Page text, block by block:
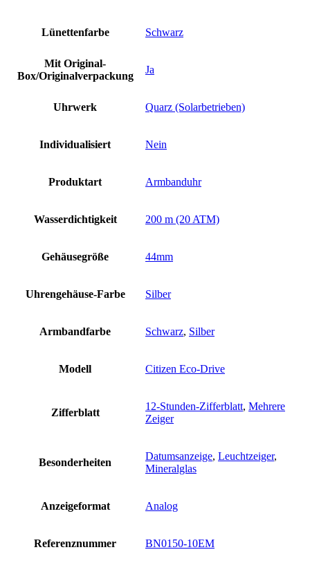
Lünettenfarbe Schwarz
Mit Original-
Box/Originalverpackung
Ja
Uhrwerk Quarz (Solarbetrieben)
Individualisiert Nein
Produktart Armbanduhr
Wasserdichtigkeit 200 m (20 ATM)
Gehäusegröße 44mm
Uhrengehäuse-Farbe Silber
Armbandfarbe Schwarz, Silber
Modell Citizen Eco-Drive
Zifferblatt
12-Stunden-Zifferblatt, Mehrere
Zeiger
Besonderheiten
Datumsanzeige, Leuchtzeiger,
Mineralglas
Anzeigeformat Analog
Referenznummer BN0150-10EM